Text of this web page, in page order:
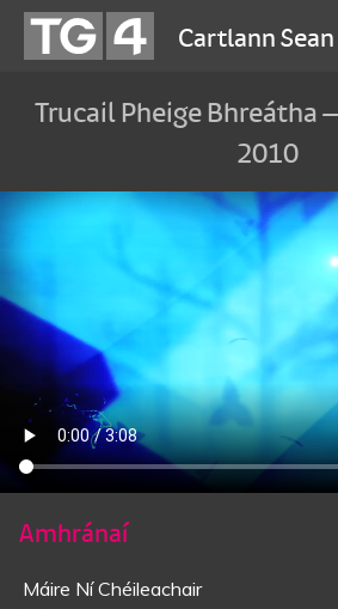
Cartlann
Trucail Pheige Bhreátha
2010
Amhránaí
Máire Ní Chéileachair